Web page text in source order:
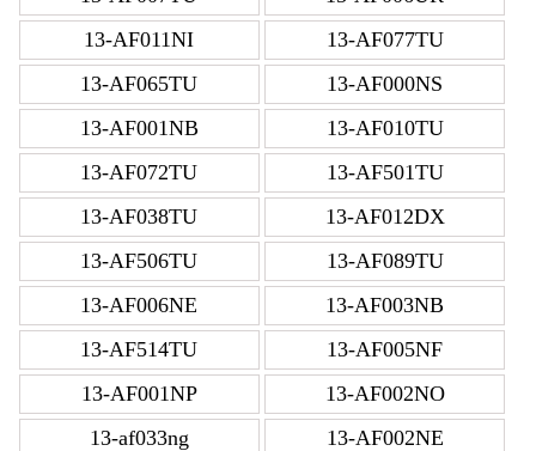
13-AF011NI
13-AF077TU
13-AF065TU
13-AF000NS
13-AF001NB
13-AF010TU
13-AF072TU
13-AF501TU
13-AF038TU
13-AF012DX
13-AF506TU
13-AF089TU
13-AF006NE
13-AF003NB
13-AF514TU
13-AF005NF
13-AF001NP
13-AF002NO
13-af033ng
13-AF002NE